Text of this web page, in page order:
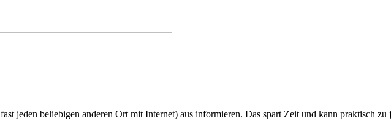
jeden beliebigen anderen Ort mit Internet) aus informieren. Das spart Zeit und kann praktisch